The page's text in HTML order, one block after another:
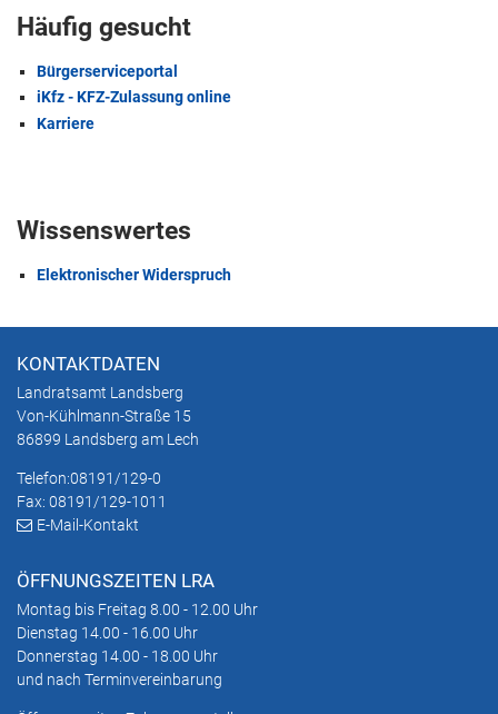
Häufig gesucht
Bürgerserviceportal
iKfz - KFZ-Zulassung online
Karriere
Wissenswertes
Elektronischer Widerspruch
KONTAKTDATEN
Landratsamt Landsberg
Von-Kühlmann-Straße 15
86899 Landsberg am Lech
Telefon:08191/129-0
Fax: 08191/129-1011
E-Mail-Kontakt
ÖFFNUNGSZEITEN LRA
Montag bis Freitag 8.00 - 12.00 Uhr
Dienstag 14.00 - 16.00 Uhr
Donnerstag 14.00 - 18.00 Uhr
und nach Terminvereinbarung